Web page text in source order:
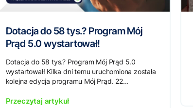
Dotacja do 58 tys.? Program Mój
Prąd 5.0 wystartował!
Dotacja do 58 tys.? Program Mój Prąd 5.0
wystartował! Kilka dni temu uruchomiona została
kolejna edycja programu Mój Prąd. 22...
Przeczytaj artykuł